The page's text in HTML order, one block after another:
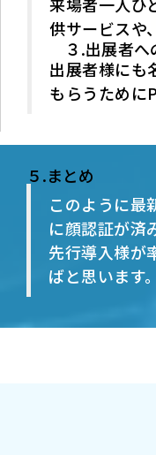
供サービスや
３.出展者へ
出展者様にも
もらうために
５.まとめ
このように最
に顔認証が済
先行導入様が
ばと思います。